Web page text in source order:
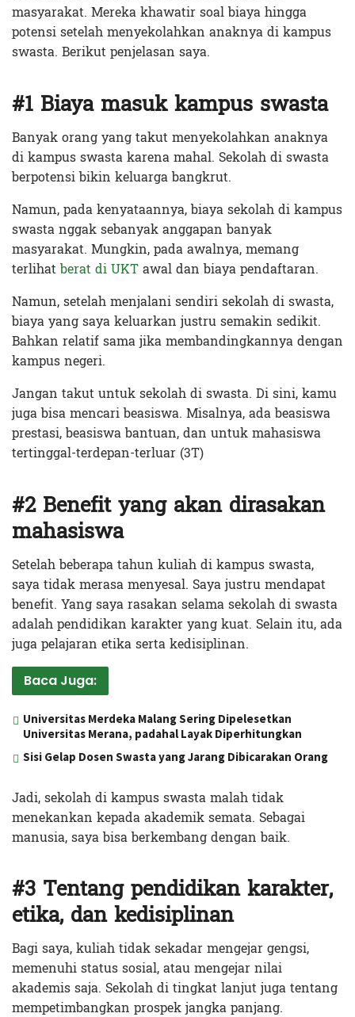
masyarakat. Mereka khawatir soal biaya hingga
potensi setelah menyekolahkan anaknya di kampus
swasta. Berikut penjelasan saya.
#1 Biaya masuk kampus swasta
Banyak orang yang takut menyekolahkan anaknya
di kampus swasta karena mahal. Sekolah di swasta
berpotensi bikin keluarga bangkrut.
Namun, pada kenyataannya, biaya sekolah di kampus
swasta nggak sebanyak anggapan banyak
masyarakat. Mungkin, pada awalnya, memang
terlihatberat di UKTawal dan biaya pendaftaran.
Namun, setelah menjalani sendiri sekolah di swasta,
biaya yang saya keluarkan justru semakin sedikit.
Bahkan relatif sama jika membandingkannya dengan
kampus negeri.
Jangan takut untuk sekolah di swasta. Di sini, kamu
juga bisa mencari beasiswa. Misalnya, ada beasiswa
prestasi, beasiswa bantuan, dan untuk mahasiswa
tertinggal-terdepan-terluar (3T)
#2 Benefit yang akan dirasakan
mahasiswa
Setelah beberapa tahun kuliah di kampus swasta,
saya tidak merasa menyesal. Saya justru mendapat
benefit. Yang saya rasakan selama sekolah di swasta
adalah pendidikan karakter yang kuat. Selain itu, ada
juga pelajaran etika serta kedisiplinan.
Baca Juga:
Universitas Merdeka Malang Sering Dipelesetkan
Universitas Merana, padahal Layak Diperhitungkan
Sisi Gelap Dosen Swasta yang Jarang Dibicarakan Orang
Jadi, sekolah di kampus swasta malah tidak
menekankan kepada akademik semata. Sebagai
manusia, saya bisa berkembang dengan baik.
#3 Tentang pendidikan karakter,
etika, dan kedisiplinan
Bagi saya, kuliah tidak sekadar mengejar gengsi,
memenuhi status sosial, atau mengejar nilai
akademis saja. Sekolah di tingkat lanjut juga tentang
mempetimbangkan prospek jangka panjang.